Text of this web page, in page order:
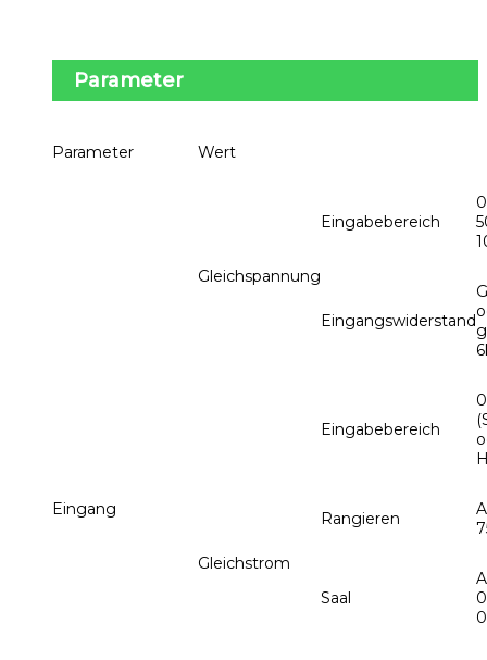
Parameter
Parameter Wert
Eingang
Gleichspannung
Eingabebereich
Eingangswiderstand
Gleichstrom
Eingabebereich
Rangieren
Saal